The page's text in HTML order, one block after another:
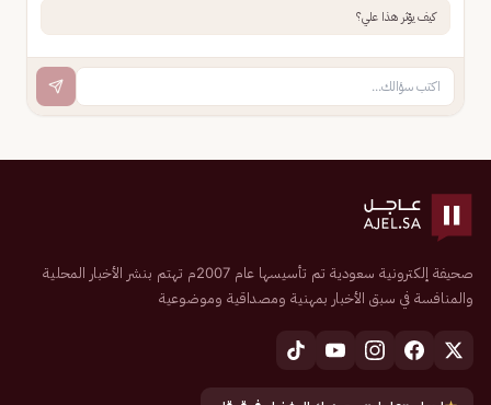
كيف يؤثر هذا علي؟
صحيفة إلكترونية سعودية تم تأسيسها عام 2007م تهتم بنشر الأخبار المحلية
والمنافسة في سبق الأخبار بمهنية ومصداقية وموضوعية